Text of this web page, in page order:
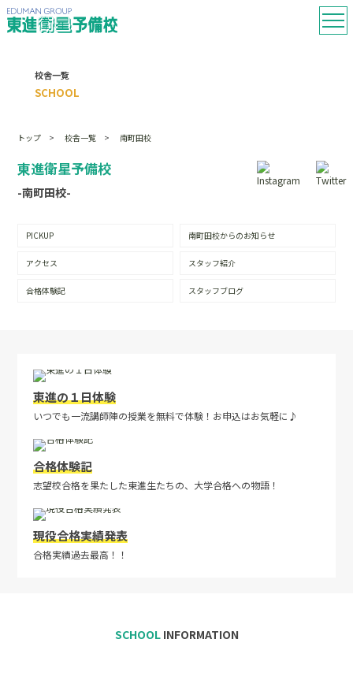
校舎一覧
SCHOOL
トップ 校舎一覧 南町田校
東進衛星予備校
-南町田校-
PICKUP 南町田校からのお知らせ
アクセス スタッフ紹介
合格体験記 スタッフブログ
東進の１日体験
いつでも一流講師陣の授業を無料で体験！お申込はお気軽に♪
合格体験記
志望校合格を果たした東進生たちの、大学合格への物語！
現役合格実績発表
合格実績過去最高！！
SCHOOLINFORMATION